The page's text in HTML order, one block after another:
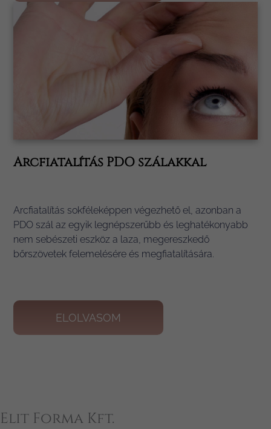
Arcfiatalítás PDO szálakkal
Arcfiatalítás sokféleképpen végezhető el, azonban a
PDO szál az egyik legnépszerűbb és leghatékonyabb
nem sebészeti eszköz a laza, megereszkedő
bőrszövetek felemelésére és megfiatalítására.
ELOLVASOM
Elit Forma Kft.
+